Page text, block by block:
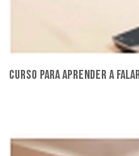
curso para aprender a